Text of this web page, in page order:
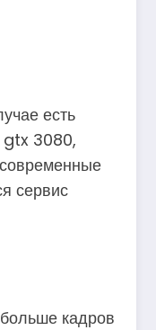
есть
gtx 3080,
сервис
кадров